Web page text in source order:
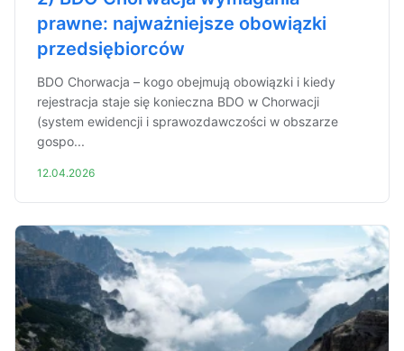
prawne: najważniejsze obowiązki
przedsiębiorców
BDO Chorwacja – kogo obejmują obowiązki i kiedy
rejestracja staje się konieczna BDO w Chorwacji
(system ewidencji i sprawozdawczości w obszarze
gospo...
12.04.2026